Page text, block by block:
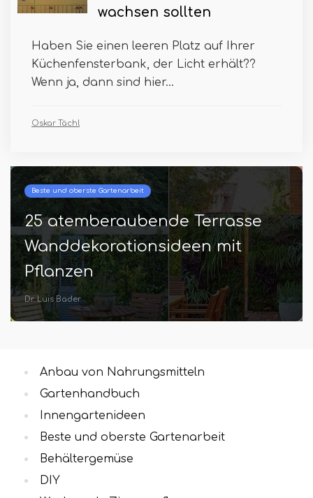
wachsen sollten
Haben Sie einen leeren Platz auf Ihrer
Küchenfensterbank, der Licht erhält??
Wenn ja, dann sind hier...
Oskar Tächl
Beste und oberste Gartenarbeit
25 atemberaubende Terrasse
Wanddekorationsideen mit
Pflanzen
Dr. Luis Bader
Anbau von Nahrungsmitteln
Gartenhandbuch
Innengartenideen
Beste und oberste Gartenarbeit
Behältergemüse
DIY